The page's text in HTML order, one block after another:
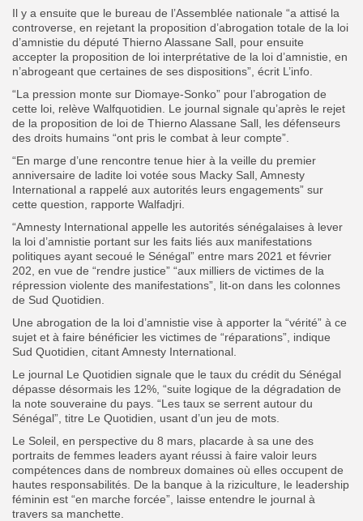
Il y a ensuite que le bureau de l’Assemblée nationale “a attisé la
controverse, en rejetant la proposition d’abrogation totale de la loi
d’amnistie du député Thierno Alassane Sall, pour ensuite
accepter la proposition de loi interprétative de la loi d’amnistie, en
n’abrogeant que certaines de ses dispositions”, écrit L’info.
“La pression monte sur Diomaye-Sonko” pour l’abrogation de
cette loi, relève Walfquotidien. Le journal signale qu’après le rejet
de la proposition de loi de Thierno Alassane Sall, les défenseurs
des droits humains “ont pris le combat à leur compte”.
“En marge d’une rencontre tenue hier à la veille du premier
anniversaire de ladite loi votée sous Macky Sall, Amnesty
International a rappelé aux autorités leurs engagements” sur
cette question, rapporte Walfadjri.
“Amnesty International appelle les autorités sénégalaises à lever
la loi d’amnistie portant sur les faits liés aux manifestations
politiques ayant secoué le Sénégal” entre mars 2021 et février
202, en vue de “rendre justice” “aux milliers de victimes de la
répression violente des manifestations”, lit-on dans les colonnes
de Sud Quotidien.
Une abrogation de la loi d’amnistie vise à apporter la “vérité” à ce
sujet et à faire bénéficier les victimes de “réparations”, indique
Sud Quotidien, citant Amnesty International.
Le journal Le Quotidien signale que le taux du crédit du Sénégal
dépasse désormais les 12%, “suite logique de la dégradation de
la note souveraine du pays. “Les taux se serrent autour du
Sénégal”, titre Le Quotidien, usant d’un jeu de mots.
Le Soleil, en perspective du 8 mars, placarde à sa une des
portraits de femmes leaders ayant réussi à faire valoir leurs
compétences dans de nombreux domaines où elles occupent de
hautes responsabilités. De la banque à la riziculture, le leadership
féminin est “en marche forcée”, laisse entendre le journal à
travers sa manchette.